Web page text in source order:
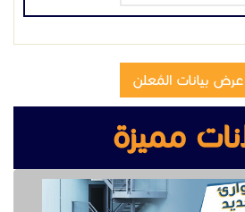
عرض بيانات المُعلن
مميزة